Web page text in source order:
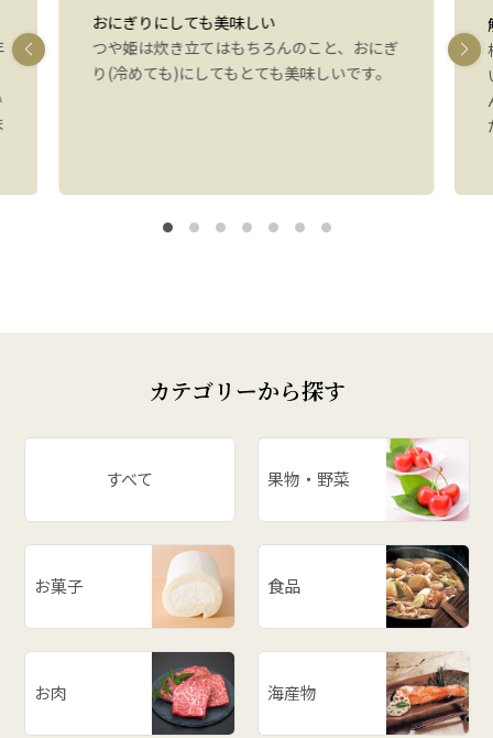
おにぎりにしても美味しい
つや姫は炊き立てはもちろんのこと、おにぎ
り(冷めても)にしてもとても美味しいです。
カテゴリーから探す
すべて 果物・野菜
お菓子 食品
お肉 海産物